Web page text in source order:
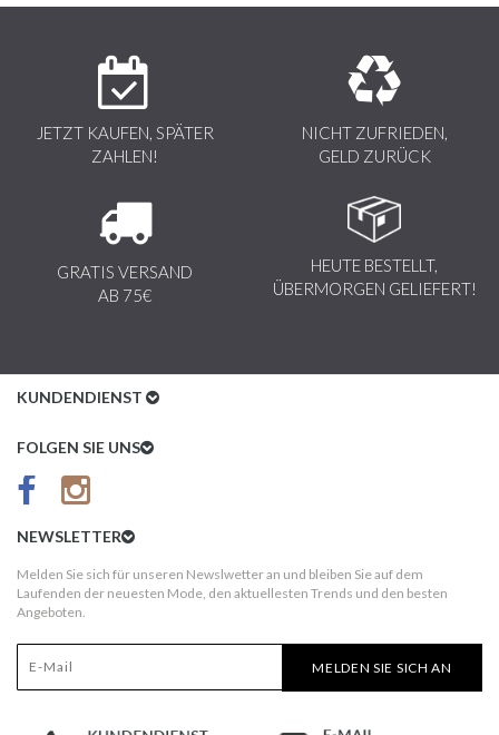
JETZT KAUFEN, SPÄTER
ZAHLEN!
NICHT ZUFRIEDEN,
GELD ZURÜCK
GRATIS VERSAND
AB 75€
HEUTE BESTELLT,
ÜBERMORGEN GELIEFERT!
KUNDENDIENST
Kundenservice
AGB
Kundeninformationen
Widerruf
FOLGEN SIE UNS
NEWSLETTER
Melden Sie sich für unseren Newslwetter an und bleiben Sie auf dem
Laufenden der neuesten Mode, den aktuellesten Trends und den besten
Angeboten.
MELDEN SIE SICH AN